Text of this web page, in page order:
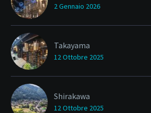
2 Gennaio 2026
Takayama
12 Ottobre 2025
Shirakawa
12 Ottobre 2025